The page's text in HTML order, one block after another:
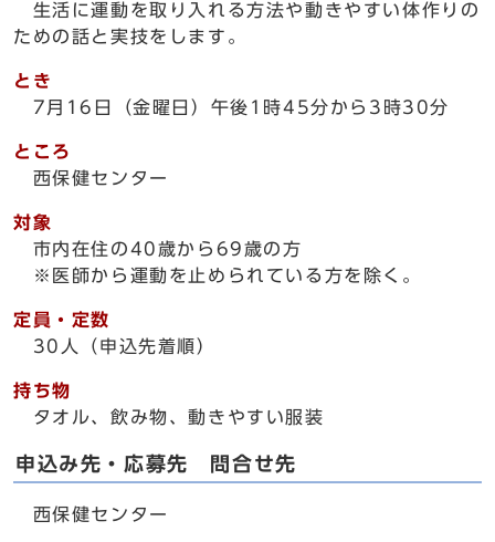
生活に運動を取り入れる方法や動きやすい体作りの
ための話と実技をします。
とき
7月16日（金曜日）午後1時45分から3時30分
ところ
西保健センター
対象
市内在住の40歳から69歳の方
※医師から運動を止められている方を除く。
定員・定数
30人（申込先着順）
持ち物
タオル、飲み物、動きやすい服装
申込み先・応募先 問合せ先
西保健センター